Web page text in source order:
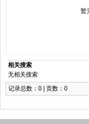
暂
相关搜索
无相关搜索
记录总数：0 | 页数：0